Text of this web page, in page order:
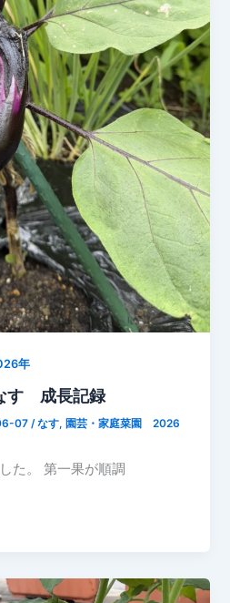
年
す 成長記録
07/なす, 園芸・家庭菜園 2026
た。 第一果が順調